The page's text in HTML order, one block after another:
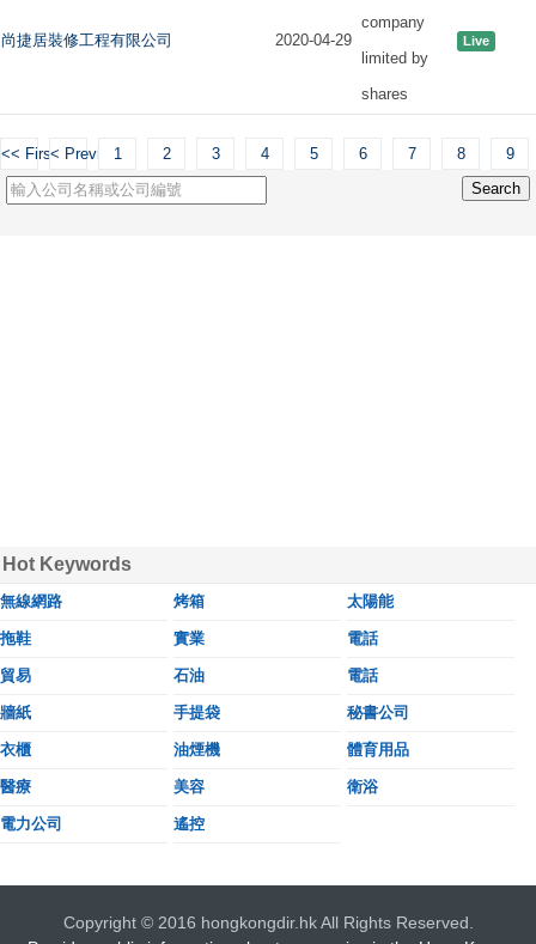
尚捷居裝修工程有限公司 2020-04-29
company
limited by
shares
Live
<< First< Previous1 2 3 4 5 6 7 8 9
Hot Keywords
無線網路 烤箱 太陽能
拖鞋 實業 電話
貿易 石油 電話
牆紙 手提袋 秘書公司
衣櫃 油煙機 體育用品
醫療 美容 衛浴
電力公司 遙控
Copyright © 2016 hongkongdir.hk All Rights Reserved.